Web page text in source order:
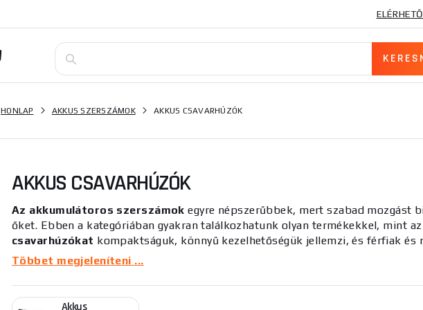
HONLAP AKKUS SZERSZÁMOK AKKUS CSAVARHÚZÓK
AKKUS CSAVARHÚZÓK
Az akkumulátoros szerszámok egyre népszerűbbek, mert szabad mozgást
őket. Ebben a kategóriában gyakran találkozhatunk olyan termékekkel, mint
csavarhúzókat kompaktságuk, könnyű kezelhetőségük jellemzi, és férfiak és
modern modell nagy teljesítményű akkumulátorral rendelkezik, amely
Ha egy ilyen eszköz beszerzésén gondolkodik, fontolja meg annak fő
háztartási munkákra alkalmasak, míg a drágább és erősebb változatok
Többet megjeleníteni ...
Akkus